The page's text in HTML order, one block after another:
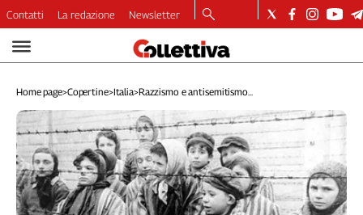
Video
Dirette
Longform
Copertine
Economia
Lavoro
Ambiente
Contatti La redazione Newsletter
Home page>Copertine>Italia>Razzismo e antisemitismo...